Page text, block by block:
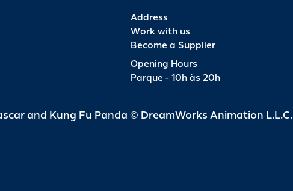
Address
Work with us
Become a Supplier
Opening Hours
Parque - 10h às 20h
and Kung Fu Panda © DreamWorks Animation L.L.C.